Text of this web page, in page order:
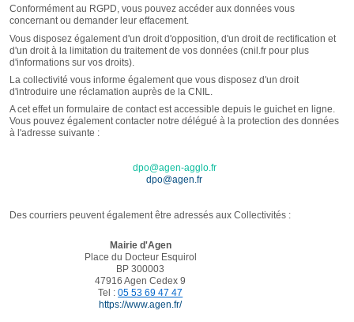
Conformément au RGPD, vous pouvez accéder aux données vous
concernant ou demander leur effacement.
Vous disposez également d'un droit d'opposition, d'un droit de rectification et
d'un droit à la limitation du traitement de vos données (cnil.fr pour plus
d'informations sur vos droits).
La collectivité vous informe également que vous disposez d'un droit
d'introduire une réclamation auprès de la CNIL.
A cet effet un formulaire de contact est accessible depuis le guichet en ligne.
Vous pouvez également contacter notre délégué à la protection des données
à l'adresse suivante :
dpo@agen-agglo.fr
dpo@agen.fr
Des courriers peuvent également être adressés aux Collectivités :
Mairie d'Agen
Place du Docteur Esquirol
BP 300003
47916 Agen Cedex 9
Tel :05 53 69 47 47
https://www.agen.fr/